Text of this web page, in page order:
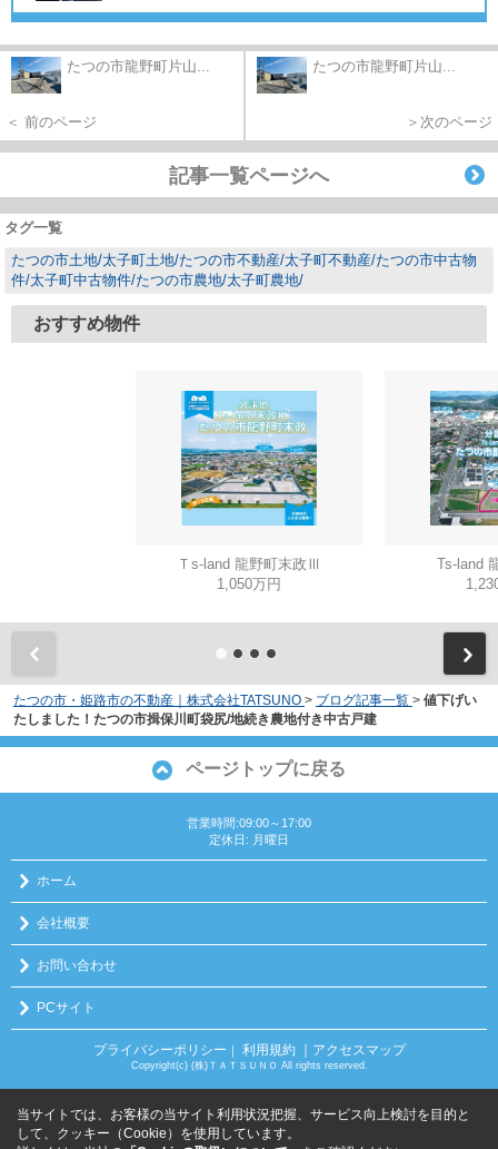
たつの市龍野町片山...
＜ 前のページ
たつの市龍野町片山...
＞次のページ
記事一覧ページへ
タグ一覧
たつの市土地/太子町土地/たつの市不動産/太子町不動産/たつの市中古物
件/太子町中古物件/たつの市農地/太子町農地/
おすすめ物件
Ｔs-land 龍野町末政Ⅲ
1,050万円
Ts-land
たつの市・姫路市の不動産｜株式会社TATSUNO > ブログ記事一覧 > 値下げい
たしました！たつの市揖保川町袋尻/地続き農地付き中古戸建
ページトップに戻る
営業時間:09:00～17:00
定休日: 月曜日
ホーム
会社概要
お問い合わせ
PCサイト
プライバシーポリシー ｜ 利用規約 ｜アクセスマップ
Copyright(c) (株)ＴＡＴＳＵＮＯ All rights reserved.
当サイトでは、お客様の当サイト利用状況把握、サービス向上検討を目的と
して、クッキー（Cookie）を使用しています。